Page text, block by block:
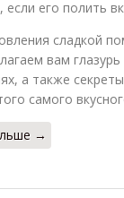
если его полить
сладкой
вам глазурь
а также
самого
→